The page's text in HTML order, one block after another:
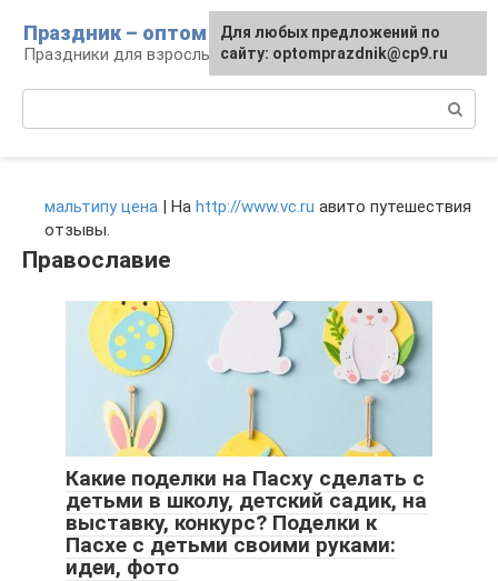
контенту
Праздник – оптом
Праздники для взрослых и детей
мальтипу цена | На http://www.vc.ru авито путешествия
отзывы.
Православие
Какие поделки на Пасху сделать с
детьми в школу, детский садик, на
выставку, конкурс? Поделки к
Пасхе с детьми своими руками:
идеи, фото
Для любых предложений по
сайту: optomprazdnik@cp9.ru